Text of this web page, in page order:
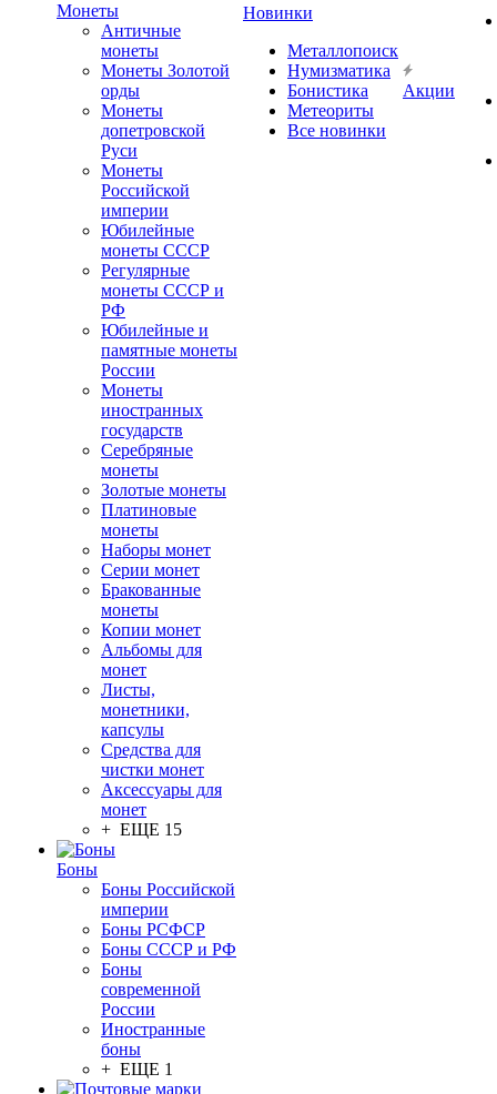
Монеты
Античные
монеты
Монеты Золотой
орды
Монеты
допетровской
Руси
Монеты
Российской
империи
Юбилейные
монеты СССР
Регулярные
монеты СССР и
РФ
Юбилейные и
памятные монеты
России
Монеты
иностранных
государств
Серебряные
монеты
Золотые монеты
Платиновые
монеты
Наборы монет
Серии монет
Бракованные
монеты
Копии монет
Альбомы для
монет
Листы,
монетники,
капсулы
Средства для
чистки монет
Аксессуары для
монет
+ ЕЩЕ 15
Боны
Боны Российской
империи
Боны РСФСР
Боны СССР и РФ
Боны
современной
России
Иностранные
боны
+ ЕЩЕ 1
Новинки
Металлопоиск
Нумизматика
Бонистика
Метеориты
Все новинки
Акции